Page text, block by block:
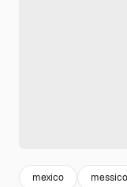
mexico messico